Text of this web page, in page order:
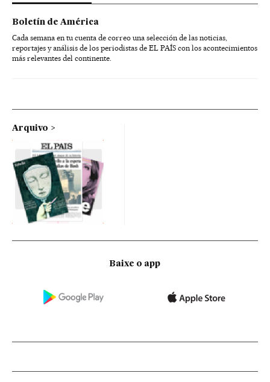
Boletín de América
Cada semana en tu cuenta de correo una selección de las noticias,
reportajes y análisis de los periodistas de EL PAÍS con los acontecimientos
más relevantes del continente.
Arquivo
Baixe o app